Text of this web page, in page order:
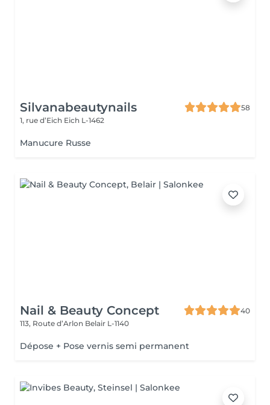
Silvanabeautynails
58
1, rue d’Eich Eich L-1462
Manucure Russe
Nail & Beauty Concept
40
113, Route d’Arlon Belair L-1140
Dépose + Pose vernis semi permanent